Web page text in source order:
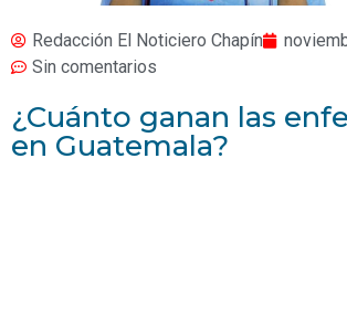
Redacción El Noticiero Chapín
Sin comentarios
¿Cuánto ganan las
en Guatemala?